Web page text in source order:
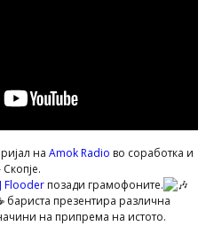
на Amok Radio во соработка и
Flooderпозади грамофоните.
бариста презентира различна
на припрема на истото.